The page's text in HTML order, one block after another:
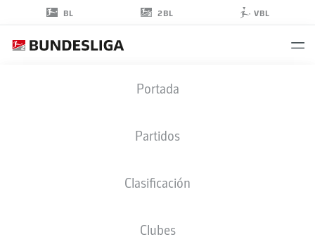
BL 2BL VBL
Portada
Partidos
Clasificación
Clubes